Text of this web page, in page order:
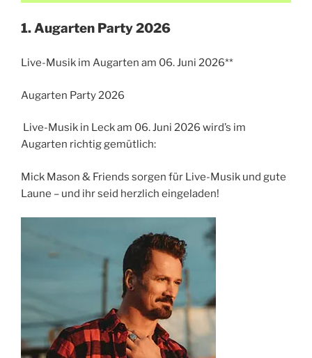
1. Augarten Party 2026
Live-Musik im Augarten am 06. Juni 2026**
Augarten Party 2026
Live-Musik in Leck am 06. Juni 2026 wird’s im
Augarten richtig gemütlich:
Mick Mason & Friends sorgen für Live-Musik und gute
Laune – und ihr seid herzlich eingeladen!